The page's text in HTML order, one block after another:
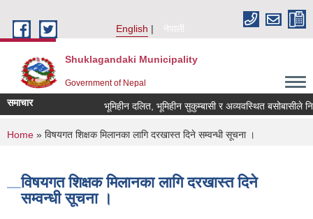
English
नेपाली
Shuklagandaki Municipality
Government of Nepal
समाचार भूमिहीन दलित, भूमिहीन सुकुम्बासी र अव्यवस्थित बसोबासीले
You are here
Home » विषयगत शिक्षक मिलानका लागि दरखास्त दिने सम्वन्धी सूचना ।
विषयगत शिक्षक मिलानका लागि दरखास्त दिने
सम्वन्धी सूचना ।